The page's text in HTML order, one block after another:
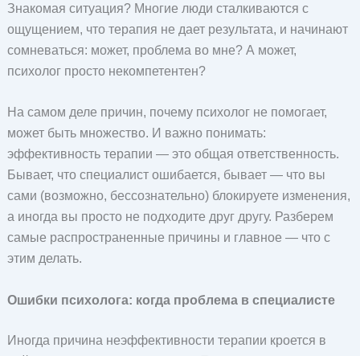
Знакомая ситуация? Многие люди сталкиваются с
ощущением, что терапия не дает результата, и начинают
сомневаться: может, проблема во мне? А может,
психолог просто некомпетентен?
На самом деле причин, почему психолог не помогает,
может быть множество. И важно понимать:
эффективность терапии — это общая ответственность.
Бывает, что специалист ошибается, бывает — что вы
сами (возможно, бессознательно) блокируете изменения,
а иногда вы просто не подходите друг другу. Разберем
самые распространенные причины и главное — что с
этим делать.
Ошибки психолога: когда проблема в специалисте
Иногда причина неэффективности терапии кроется в